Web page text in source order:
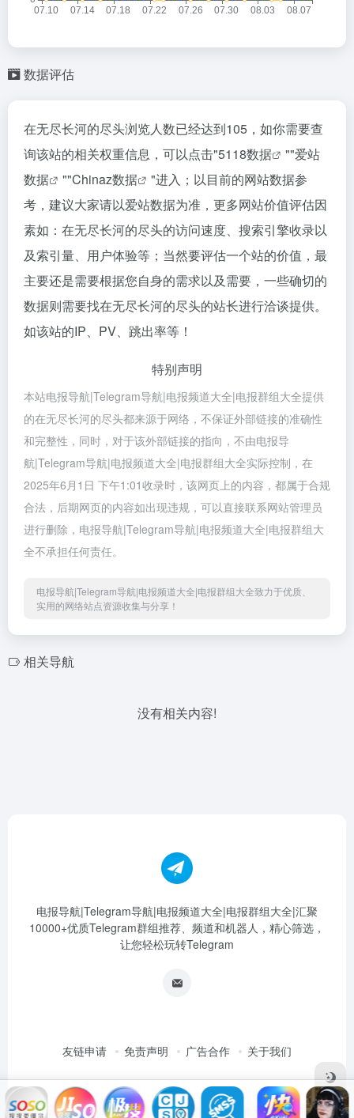
数据评估
在无尽长河的尽头浏览人数已经达到105，如你需要查
询该站的相关权重信息，可以点击"5118数据 ""爱站
数据
""Chinaz数据
"进入；以目前的网站数据参
考，建议大家请以爱站数据为准，更多网站价值评估因
素如：在无尽长河的尽头的访问速度、搜索引擎收录以
及索引量、用户体验等；当然要评估一个站的价值，最
主要还是需要根据您自身的需求以及需要，一些确切的
数据则需要找在无尽长河的尽头的站长进行洽谈提供。
如该站的IP、PV、跳出率等！
特别声明
本站电报导航|Telegram导航|电报频道大全|电报群组大全提供
的在无尽长河的尽头都来源于网络，不保证外部链接的准确性
和完整性，同时，对于该外部链接的指向，不由电报导
航|Telegram导航|电报频道大全|电报群组大全实际控制，在
2025年6月1日 下午1:01收录时，该网页上的内容，都属于合规
合法，后期网页的内容如出现违规，可以直接联系网站管理员
进行删除，电报导航|Telegram导航|电报频道大全|电报群组大
全不承担任何责任。
电报导航|Telegram导航|电报频道大全|电报群组大全致力于优质、
实用的网络站点资源收集与分享！
相关导航
没有相关内容!
电报导航|Telegram导航|电报频道大全|电报群组大全|汇聚
10000+优质Telegram群组推荐、频道和机器人，精心筛选，
让您轻松玩转Telegram
友链申请 免责声明 广告合作 关于我们
Copyright © 2026电报导航|Telegram导航|电报频道大全|电报群组大